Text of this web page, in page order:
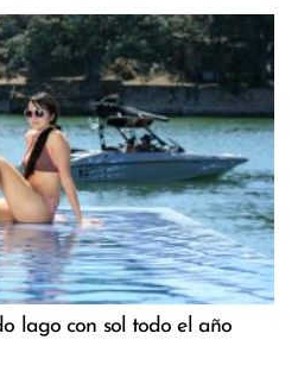
lago con sol todo el año